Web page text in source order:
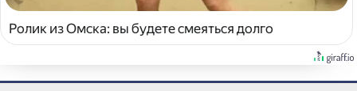
Ролик из Омска: вы будете смеяться долго